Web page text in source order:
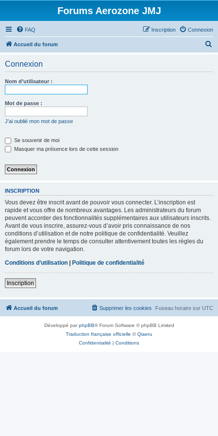
Forums Aerozone JMJ
FAQ Connexion
Inscription
Accueil du forum
Connexion
Nom d’utilisateur :
Mot de passe :
J’ai oublié mon mot de passe
Se souvenir de moi
Masquer ma présence lors de cette session
INSCRIPTION
Vous devez être inscrit avant de pouvoir vous connecter. L’inscription est
rapide et vous offre de nombreux avantages. Les administrateurs du forum
peuvent accorder des fonctionnalités supplémentaires aux utilisateurs inscrits.
Avant de vous inscrire, assurez-vous d’avoir pris connaissance de nos
conditions d’utilisation et de notre politique de confidentialité. Veuillez
également prendre le temps de consulter attentivement toutes les règles du
forum lors de votre navigation.
Conditions d’utilisation | Politique de confidentialité
Inscription
Accueil du forum Fuseau horaire sur UTC
Supprimer les cookies
Développé parphpBB® Forum Software © phpBB Limited
Traduction française officielle ©Qiaeru
Confidentialité | Conditions